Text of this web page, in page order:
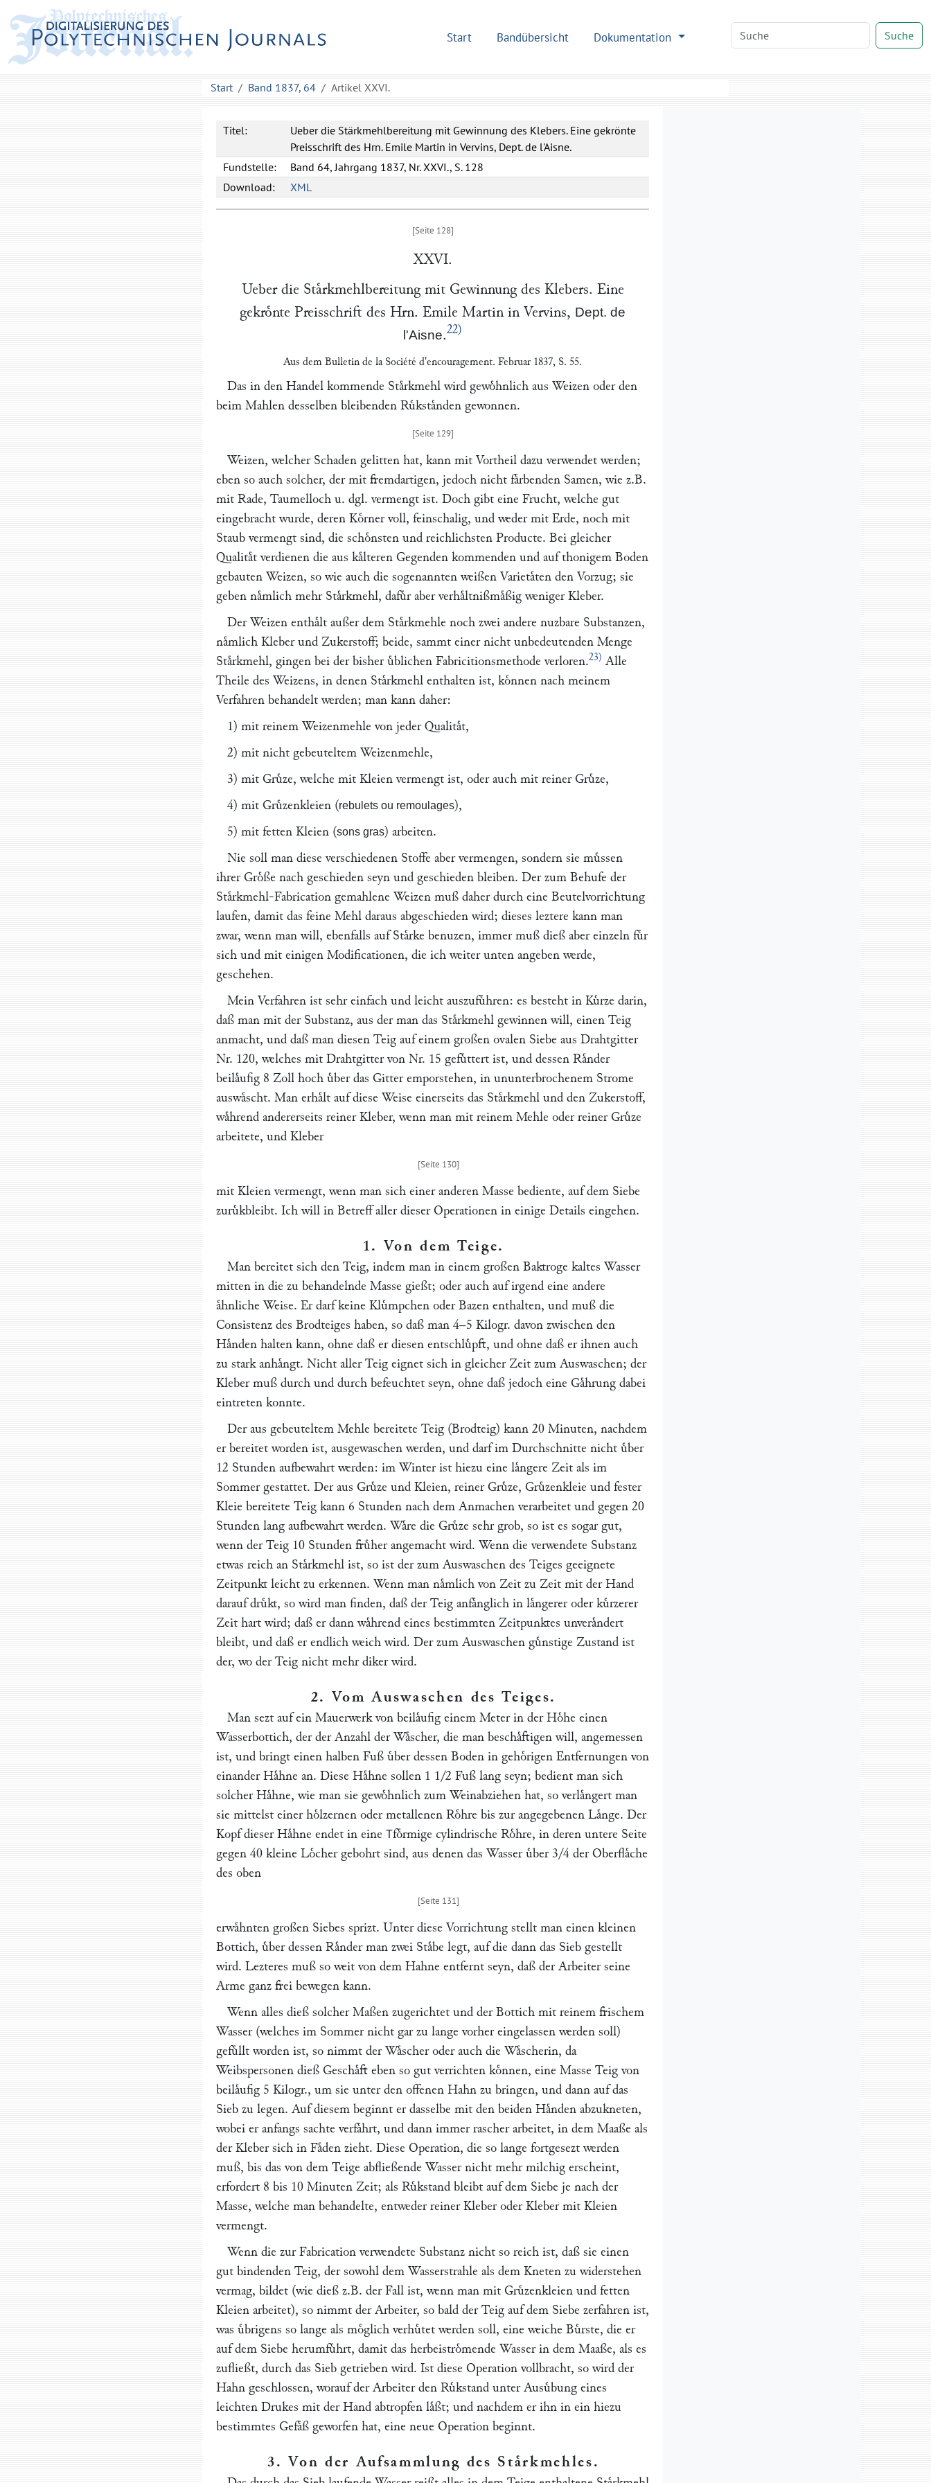
Start Bandübersicht Dokumentation Suche
Start Band 1837, 64 Artikel XXVI.
Titel:
Ueber die Stärkmehlbereitung mit Gewinnung des Klebers. Eine gekrönte
Preisschrift des Hrn. Emile Martin in Vervins, Dept. de l'Aisne.
Fundstelle:
Band 64, Jahrgang 1837, Nr. XXVI., S. 128
Download:
XML
XXVI.
Ueber die Staͤrkmehlbereitung mit Gewinnung des Klebers. Eine
gekroͤnte Preisschrift des Hrn. Emile Martin in Vervins, Dept. de
l'Aisne.22)
Aus dem Bulletin de la Société d'encouragement. Februar 1837, S. 55.
Das in den Handel kommende Staͤrkmehl wird gewoͤhnlich aus Weizen oder den
beim Mahlen desselben bleibenden Ruͤkstaͤnden gewonnen.
Weizen, welcher Schaden gelitten hat, kann mit Vortheil dazu verwendet werden;
eben so auch solcher, der mit fremdartigen, jedoch nicht faͤrbenden Samen, wie z.B.
mit Rade, Taumelloch u. dgl. vermengt ist. Doch gibt eine Frucht, welche gut
eingebracht wurde, deren Koͤrner voll, feinschalig, und weder mit Erde, noch mit
Staub vermengt sind, die schoͤnsten und reichlichsten Producte. Bei gleicher
Qualitaͤt verdienen die aus kaͤlteren Gegenden kommenden und auf thonigem Boden
gebauten Weizen, so wie auch die sogenannten weißen Varietaͤten den Vorzug; sie
geben naͤmlich mehr Staͤrkmehl, dafuͤr aber verhaͤltnißmaͤßig weniger Kleber.
Der Weizen enthaͤlt außer dem Staͤrkmehle noch zwei andere nuzbare Substanzen,
naͤmlich Kleber und Zukerstoff; beide, sammt einer nicht unbedeutenden Menge
Staͤrkmehl, gingen bei der bisher uͤblichen Fabricitionsmethode verloren.23) Alle
Theile des Weizens, in denen Staͤrkmehl enthalten ist, koͤnnen nach meinem
Verfahren behandelt werden; man kann daher:
1) mit reinem Weizenmehle von jeder Qualitaͤt,
2) mit nicht gebeuteltem Weizenmehle,
3) mit Gruͤze, welche mit Kleien vermengt ist, oder auch mit reiner Gruͤze,
4) mit Gruͤzenkleien (rebulets ou remoulages),
5) mit fetten Kleien (sons gras) arbeiten.
Nie soll man diese verschiedenen Stoffe aber vermengen, sondern sie muͤssen
ihrer Groͤße nach geschieden seyn und geschieden bleiben. Der zum Behufe der
Staͤrkmehl-Fabrication gemahlene Weizen muß daher durch eine Beutelvorrichtung
laufen, damit das feine Mehl daraus abgeschieden wird; dieses leztere kann man
zwar, wenn man will, ebenfalls auf Staͤrke benuzen, immer muß dieß aber einzeln fuͤr
sich und mit einigen Modificationen, die ich weiter unten angeben werde,
geschehen.
Mein Verfahren ist sehr einfach und leicht auszufuͤhren: es besteht in Kuͤrze darin,
daß man mit der Substanz, aus der man das Staͤrkmehl gewinnen will, einen Teig
anmacht, und daß man diesen Teig auf einem großen ovalen Siebe aus Drahtgitter
Nr. 120, welches mit Drahtgitter von Nr. 15 gefuͤttert ist, und dessen Raͤnder
beilaͤufig 8 Zoll hoch uͤber das Gitter emporstehen, in ununterbrochenem Strome
auswaͤscht. Man erhaͤlt auf diese Weise einerseits das Staͤrkmehl und den Zukerstoff,
waͤhrend andererseits reiner Kleber, wenn man mit reinem Mehle oder reiner Gruͤze
arbeitete, und Kleber
mit Kleien vermengt, wenn man sich einer anderen Masse bediente, auf dem Siebe
zuruͤkbleibt. Ich will in Betreff aller dieser Operationen in einige Details eingehen.
1. Von dem Teige.
Man bereitet sich den Teig, indem man in einem großen Baktroge kaltes Wasser
mitten in die zu behandelnde Masse gießt; oder auch auf irgend eine andere
aͤhnliche Weise. Er darf keine Kluͤmpchen oder Bazen enthalten, und muß die
Consistenz des Brodteiges haben, so daß man 4–5 Kilogr. davon zwischen den
Haͤnden halten kann, ohne daß er diesen entschluͤpft, und ohne daß er ihnen auch
zu stark anhaͤngt. Nicht aller Teig eignet sich in gleicher Zeit zum Auswaschen; der
Kleber muß durch und durch befeuchtet seyn, ohne daß jedoch eine Gaͤhrung dabei
eintreten konnte.
Der aus gebeuteltem Mehle bereitete Teig (Brodteig) kann 20 Minuten, nachdem
er bereitet worden ist, ausgewaschen werden, und darf im Durchschnitte nicht uͤber
12 Stunden aufbewahrt werden: im Winter ist hiezu eine laͤngere Zeit als im
Sommer gestattet. Der aus Gruͤze und Kleien, reiner Gruͤze, Gruͤzenkleie und fester
Kleie bereitete Teig kann 6 Stunden nach dem Anmachen verarbeitet und gegen 20
Stunden lang aufbewahrt werden. Waͤre die Gruͤze sehr grob, so ist es sogar gut,
wenn der Teig 10 Stunden fruͤher angemacht wird. Wenn die verwendete Substanz
etwas reich an Staͤrkmehl ist, so ist der zum Auswaschen des Teiges geeignete
Zeitpunkt leicht zu erkennen. Wenn man naͤmlich von Zeit zu Zeit mit der Hand
darauf druͤkt, so wird man finden, daß der Teig anfaͤnglich in laͤngerer oder kuͤrzerer
Zeit hart wird; daß er dann waͤhrend eines bestimmten Zeitpunktes unveraͤndert
bleibt, und daß er endlich weich wird. Der zum Auswaschen guͤnstige Zustand ist
der, wo der Teig nicht mehr diker wird.
2. Vom Auswaschen des Teiges.
Man sezt auf ein Mauerwerk von beilaͤufig einem Meter in der Hoͤhe einen
Wasserbottich, der der Anzahl der Waͤscher, die man beschaͤftigen will, angemessen
ist, und bringt einen halben Fuß uͤber dessen Boden in gehoͤrigen Entfernungen von
einander Haͤhne an. Diese Haͤhne sollen 1 1/2 Fuß lang seyn; bedient man sich
solcher Haͤhne, wie man sie gewoͤhnlich zum Weinabziehen hat, so verlaͤngert man
sie mittelst einer hoͤlzernen oder metallenen Roͤhre bis zur angegebenen Laͤnge. Der
Kopf dieser Haͤhne endet in eine Tfoͤrmige cylindrische Roͤhre, in deren untere Seite
gegen 40 kleine Loͤcher gebohrt sind, aus denen das Wasser uͤber 3/4 der Oberflaͤche
des oben
erwaͤhnten großen Siebes sprizt. Unter diese Vorrichtung stellt man einen kleinen
Bottich, uͤber dessen Raͤnder man zwei Staͤbe legt, auf die dann das Sieb gestellt
wird. Lezteres muß so weit von dem Hahne entfernt seyn, daß der Arbeiter seine
Arme ganz frei bewegen kann.
Wenn alles dieß solcher Maßen zugerichtet und der Bottich mit reinem frischem
Wasser (welches im Sommer nicht gar zu lange vorher eingelassen werden soll)
gefuͤllt worden ist, so nimmt der Waͤscher oder auch die Waͤscherin, da
Weibspersonen dieß Geschaͤft eben so gut verrichten koͤnnen, eine Masse Teig von
beilaͤufig 5 Kilogr., um sie unter den offenen Hahn zu bringen, und dann auf das
Sieb zu legen. Auf diesem beginnt er dasselbe mit den beiden Haͤnden abzukneten,
wobei er anfangs sachte verfaͤhrt, und dann immer rascher arbeitet, in dem Maaße als
der Kleber sich in Faͤden zieht. Diese Operation, die so lange fortgesezt werden
muß, bis das von dem Teige abfließende Wasser nicht mehr milchig erscheint,
erfordert 8 bis 10 Minuten Zeit; als Ruͤkstand bleibt auf dem Siebe je nach der
Masse, welche man behandelte, entweder reiner Kleber oder Kleber mit Kleien
vermengt.
Wenn die zur Fabrication verwendete Substanz nicht so reich ist, daß sie einen
gut bindenden Teig, der sowohl dem Wasserstrahle als dem Kneten zu widerstehen
vermag, bildet (wie dieß z.B. der Fall ist, wenn man mit Gruͤzenkleien und fetten
Kleien arbeitet), so nimmt der Arbeiter, so bald der Teig auf dem Siebe zerfahren ist,
was uͤbrigens so lange als moͤglich verhuͤtet werden soll, eine weiche Buͤrste, die er
auf dem Siebe herumfuͤhrt, damit das herbeistroͤmende Wasser in dem Maaße, als es
zufließt, durch das Sieb getrieben wird. Ist diese Operation vollbracht, so wird der
Hahn geschlossen, worauf der Arbeiter den Ruͤkstand unter Ausuͤbung eines
leichten Drukes mit der Hand abtropfen laͤßt; und nachdem er ihn in ein hiezu
bestimmtes Gefaͤß geworfen hat, eine neue Operation beginnt.
3. Von der Aufsammlung des Staͤrkmehles.